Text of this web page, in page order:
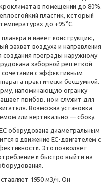
в помещении до 80%.
пластик, который
до +95°C.
и имеет конструкцию,
захват воздуха и направления
создания преграды наружному
заборной решеткой
сочетании с эффективным
практически бесшумной.
напоминающую огранку
прибор, но и служит для
Возможна установка
или вертикально — сбоку.
оборудована диаметральным
в движение ЕС-двигателем с
Это позволяет
и быстро выйти на
1950 м3/ч. Он